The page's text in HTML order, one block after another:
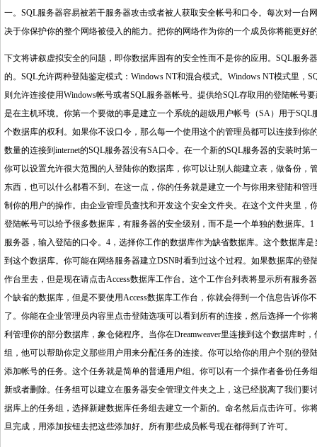
一。SQL服务器容易被若干服务器攻击或者被人获取安全帐号和口令。每次对一
决于你保护你的整个网络被侵入的能力。把你的网络作为你的一个成员你将能更好
下文将讲叙虚拟安全的问题，即你数据库固有的安全性而不是你的应用。SQL服
的。SQL允许两种登陆鉴定模式：Windows NT和混合模式。Windows NT模式里
则允许连接使用Windows帐号或者SQL服务器帐号。提供给SQL存取用的登陆帐
是在主机环境。你第一个要做的事是建立一个系统的超级用户帐号（SA）用于
个数据库的权利。如果你不设口令，那么每一个使用这个的管理员都可以连接到
数量的连接到internet的SQL服务器没有SA口令。在一个新的SQL服务器的安装时
你可以设置允许很大范围的人登陆你的数据库，你可以让别人能建立表，做备份
东西，也可以什么都看不到。在这一点，你的任务就是建立一个与你用来登陆和
制你的用户的操作。由企业管理员查找和开发这个安全文件夹。在这个文件夹里
登陆帐号可以给予很多数据库，有服务器的安全级别，而不是一个单独的数据库
服务器，输入登陆的口令。4，选择你工作的数据库作为缺省数据库。这个数据库
到这个数据库。你可能在网络服务器建立DSN时看到过这个过程。如果数据库的
作台里去，但是现在请点击Access数据库工作台。这个工作台列表将显示所有服
个缺省的数据库，但是不要使用Access数据库工作台，你就会得到一个信息告诉
了。你能在企业管理员内容里点击登陆选项可以看到所有的连接，然后选择一个
利管理你的部分数据库，象仓储程序。当你在Dreamweaver里连接到这个数据库
组，他可以帮助你定义那些用户用来分配任务的连接。你可以给你的用户个别的
添加帐号的任务。这个任务就是简单的普通用户组。你可以有一个操作者备份任
新或者删除。任务组可以建立在服务器安全管理文件夹之上，这已经脱离了我们
据库上的任务组，选择新建数据库任务组去建立一个新的。命名然后点击许可。
旦完成，用添加按钮去把这些添加好。所有那些成员帐号现在都得到了许可。